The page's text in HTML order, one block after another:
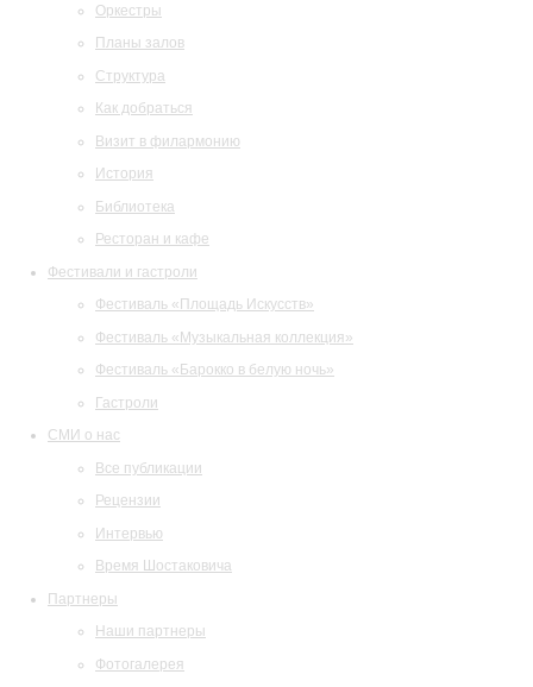
Оркестры
Планы залов
Структура
Как добраться
Визит в филармонию
История
Библиотека
Ресторан и кафе
Фестивали и гастроли
Фестиваль «Площадь Искусств»
Фестиваль «Музыкальная коллекция»
Фестиваль «Барокко в белую ночь»
Гастроли
СМИ о нас
Все публикации
Рецензии
Интервью
Время Шостаковича
Партнеры
Наши партнеры
Фотогалерея